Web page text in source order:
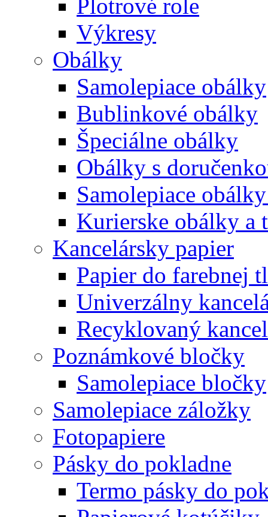
Plotrové role
Výkresy
Obálky
Samolepiace obálky
Bublinkové obálky
Špeciálne obálky
Obálky s
Samolepiace
Kurierske obálky a
Kancelársky papier
Papier do farebnej
Univerzálny
Recyklovaný
Poznámkové bločky
Samolepiace bločky
Samolepiace záložky
Fotopapiere
Pásky do pokladne
Termo pásky do